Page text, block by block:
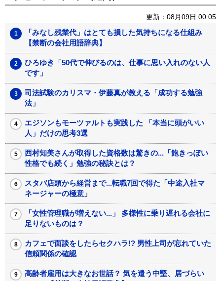
更新：08月09日 00:05
「みなし残業代」はとても損した気持ちになる仕組み
【禁断の会社用語辞典】
ひろゆき「50代で伸びるのは、仕事に思い入れのない人
です」
司法試験のカリスマ・伊藤真が教える「成功する勉強
法」
エジソンもモーツァルトも実践した 「本当に頭がいい
人」だけの思考3選
西村知美さんが取得した資格数は驚きの...「飽きっぽい
性格でも続く」勉強の秘訣とは？
スタバ店頭から経営まで...転職7回で得た「中途入社マ
ネージャーの極意」
「女性管理職が増えない...」 多様性に乗り遅れる会社に
足りないものは？
カフェで面談をしたらセクハラ!? 男性上司が忘れていた
信頼関係の確認
高齢者雇用は大きなお世話？ 気を遣う中堅、居づらい